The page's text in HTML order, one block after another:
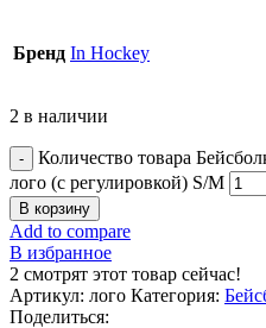
Бренд In Hockey
2 в наличии
Количество товара
лого (с регулировкой) S/М
В корзину
Add to compare
В избранное
2 смотрят этот товар сейчас!
Артикул: лого Категория:
Поделиться: